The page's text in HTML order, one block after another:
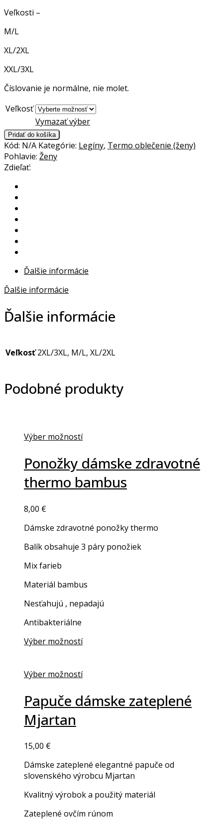
Veľkosti –
M/L
XL/2XL
XXL/3XL
Číslovanie je normálne, nie molet.
Veľkosť
Vymazať výber
Legíny
zateplené
čierne
quantity
Pridať do košíka
Kód: N/A Kategórie: Legíny, Termo oblečenie (ženy)
Pohlavie: Ženy
Zdieľať:
Ďalšie informácie
Ďalšie informácie
Ďalšie informácie
Veľkosť 2XL/3XL, M/L, XL/2XL
Podobné produkty
Výber možností
product
has
multiple
variants.
options
may
chosen
the
page
Ponožky dámske zdravotné
thermo bambus
8,00 €
Dámske zdravotné ponožky thermo
Balík obsahuje 3 páry ponožiek
Mix farieb
Materiál bambus
Nesťahujú , nepadajú
Antibakteriálne
Výber možností
has
variants.
The
options
may
chosen
on
the
page
Výber možností
product
has
multiple
variants.
options
may
be
on
product
Papuče dámske zateplené
Mjartan
15,00 €
Dámske zateplené elegantné papuče od
slovenského výrobcu Mjartan
Kvalitný výrobok a použitý materiál
Zateplené ovčím rúnom